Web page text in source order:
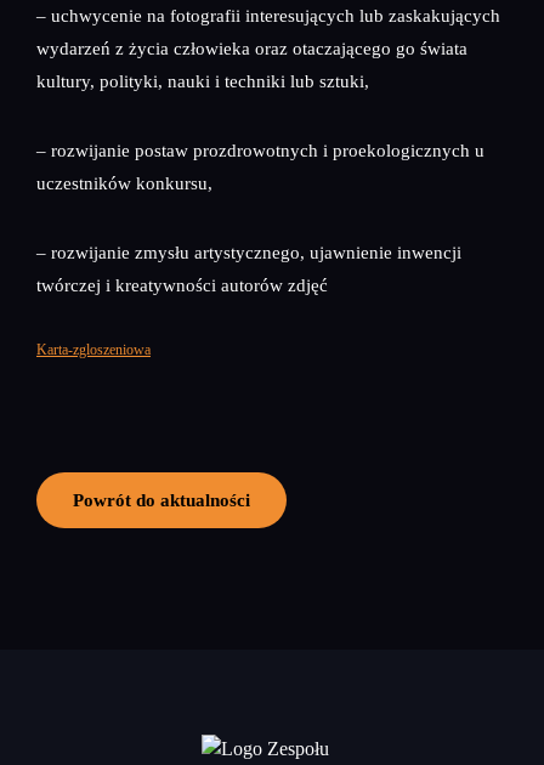
– uchwycenie na fotografii interesujących lub zaskakujących
wydarzeń z życia człowieka oraz otaczającego go świata
kultury, polityki, nauki i techniki lub sztuki,
– rozwijanie postaw prozdrowotnych i proekologicznych u
uczestników konkursu,
– rozwijanie zmysłu artystycznego, ujawnienie inwencji
twórczej i kreatywności autorów zdjęć
Karta-zgloszeniowa
Powrót do aktualności